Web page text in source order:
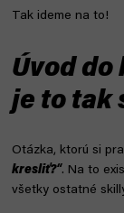
Tak ideme na to!
Úvod do
je to tak
Otázka, ktorú si
kresliť?“. Na to
všetky ostatné